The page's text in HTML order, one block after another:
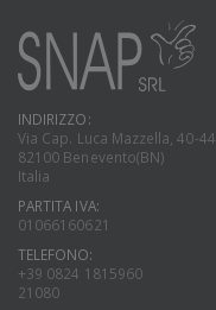
INDIRIZZO:
Via Cap. Luca Mazzella, 40-44
82100 Benevento(BN)
Italia
PARTITA IVA:
01066160621
TELEFONO:
+39 0824 1815960
21080